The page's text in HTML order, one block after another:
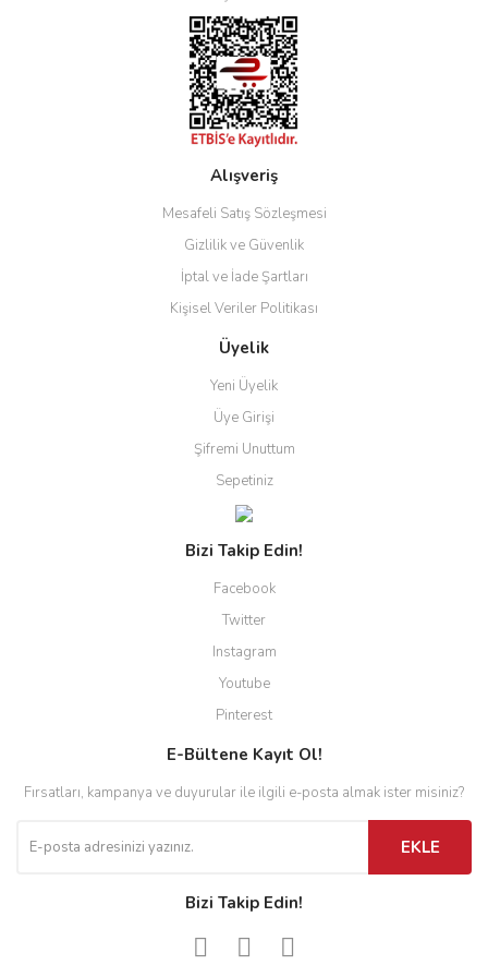
Ürün fiyatı diğer sitelerden daha pahalı.
Bu ürüne benzer farklı alternatifler olmalı.
Gönder
Alışveriş
Mesafeli Satış Sözleşmesi
Gizlilik ve Güvenlik
İptal ve İade Şartları
Kişisel Veriler Politikası
Üyelik
Yeni Üyelik
Üye Girişi
Şifremi Unuttum
Sepetiniz
Bizi Takip Edin!
Facebook
Twitter
Instagram
Youtube
Pinterest
E-Bültene Kayıt Ol!
Fırsatları, kampanya ve duyurular ile ilgili e-posta almak ister misiniz?
EKLE
Bizi Takip Edin!